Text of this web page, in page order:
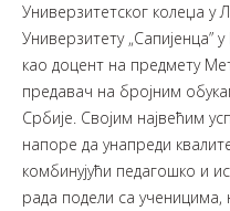
Универзитетског колеџа у
Универзитету „Сапијенца”
као доцент на предмету
предавач на бројним
Србије. Својим највећим
напоре да унапреди
комбинујући педагошко и
рада подели са